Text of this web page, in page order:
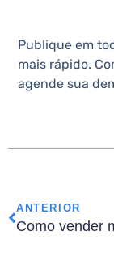
Publique em
mais rápido.
agende sua
ANTERIOR